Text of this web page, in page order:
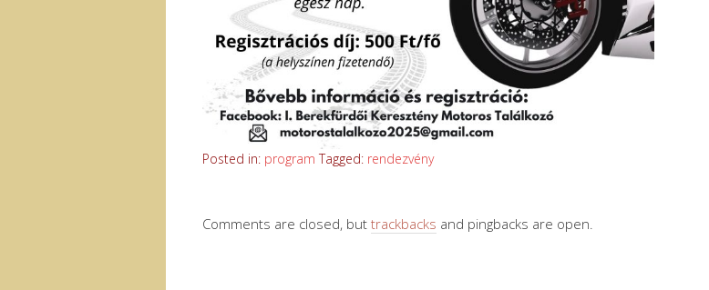
Posted in: program Tagged: rendezvény
Comments are closed, but trackbacks and pingbacks are open.